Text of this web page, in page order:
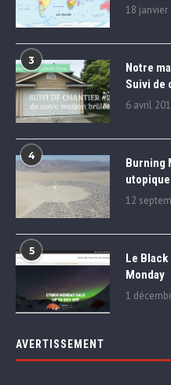
18 janvier
3
Notre
Suivi de
6 avril
4
Burning
utopique
12
5
Le
Monday
1
AVERTISSEMENT